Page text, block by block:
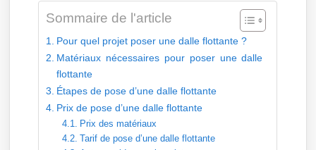
Sommaire de l'article
Pour quel projet poser une dalle flottante ?
Matériaux nécessaires pour poser une dalle
flottante
Étapes de pose d’une dalle flottante
Prix de pose d’une dalle flottante
Prix des matériaux
Tarif de pose d’une dalle flottante